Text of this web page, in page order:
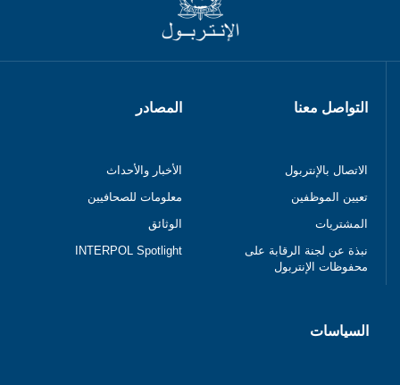
التواصل معنا
الاتصال بالإنتربول
تعيين الموظفين
المشتريات
نبذة عن لجنة الرقابة على
محفوظات الإنتربول
المصادر
الأخبار والأحداث
معلومات للصحافيين
الوثائق
INTERPOL Spotlight
السياسات